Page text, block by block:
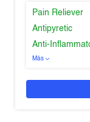
Pain Reliever
Antipyretic
Anti-
Más